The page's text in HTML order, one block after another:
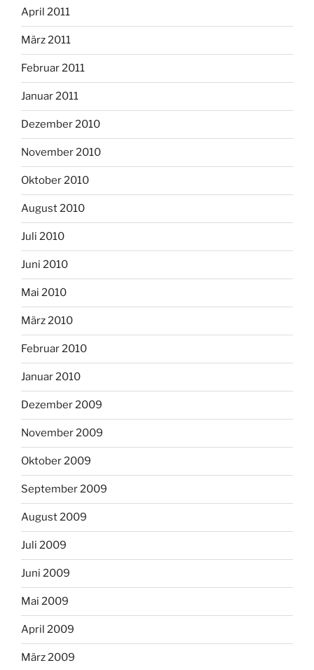
April 2011
März 2011
Februar 2011
Januar 2011
Dezember 2010
November 2010
Oktober 2010
August 2010
Juli 2010
Juni 2010
Mai 2010
März 2010
Februar 2010
Januar 2010
Dezember 2009
November 2009
Oktober 2009
September 2009
August 2009
Juli 2009
Juni 2009
Mai 2009
April 2009
März 2009